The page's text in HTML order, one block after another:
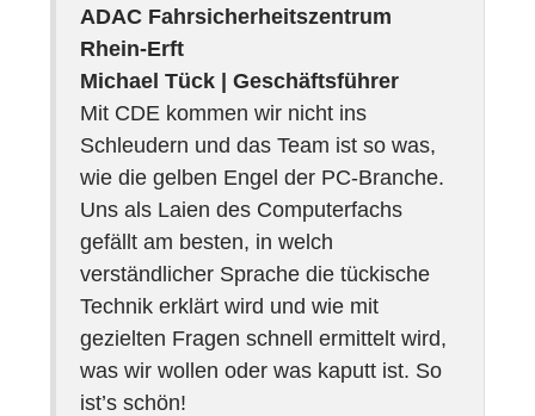
ADAC Fahrsicherheitszentrum
Rhein-Erft
Michael Tück | Geschäftsführer
Mit CDE kommen wir nicht ins
Schleudern und das Team ist so was,
wie die gelben Engel der PC-Branche.
Uns als Laien des Computerfachs
gefällt am besten, in welch
verständlicher Sprache die tückische
Technik erklärt wird und wie mit
gezielten Fragen schnell ermittelt wird,
was wir wollen oder was kaputt ist. So
ist’s schön!